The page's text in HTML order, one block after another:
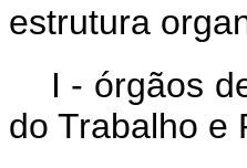
estrutura
I - órgãos
do Trabalho e